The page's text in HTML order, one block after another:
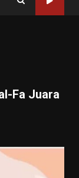
Fa Juara